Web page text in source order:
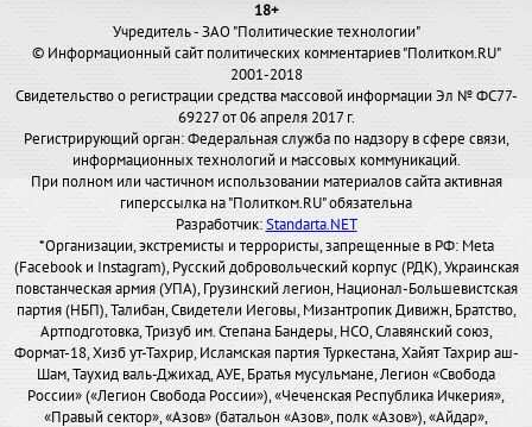
18+
Учредитель - ЗАО "Политические технологии"
© Информационный сайт политических комментариев "Политком.RU"
2001-2018
Свидетельство о регистрации средства массовой информации Эл № ФС77-
69227 от 06 апреля 2017 г.
Регистрирующий орган: Федеральная служба по надзору в сфере связи,
информационных технологий и массовых коммуникаций.
При полном или частичном использовании материалов сайта активная
гиперссылка на "Политком.RU" обязательна
Разработчик:Standarta.NET
*Организации, экстремисты и террористы, запрещенные в РФ: Meta
(Facebook и Instagram), Русский добровольческий корпус (РДК), Украинская
повстанческая армия (УПА), Грузинский легион, Национал-Большевистская
партия (НБП), Талибан, Свидетели Иеговы, Мизантропик Дивижн, Братство,
Артподготовка, Тризуб им. Степана Бандеры, НСО, Славянский союз,
Формат-18, Хизб ут-Тахрир, Исламская партия Туркестана, Хайят Тахрир аш-
Шам, Таухид валь-Джихад, АУЕ, Братья мусульмане, Легион «Свобода
России» («Легион Свобода России»), «Чеченская Республика Ичкерия»,
«Правый сектор», «Азов» (батальон «Азов», полк «Азов»), «Айдар»,